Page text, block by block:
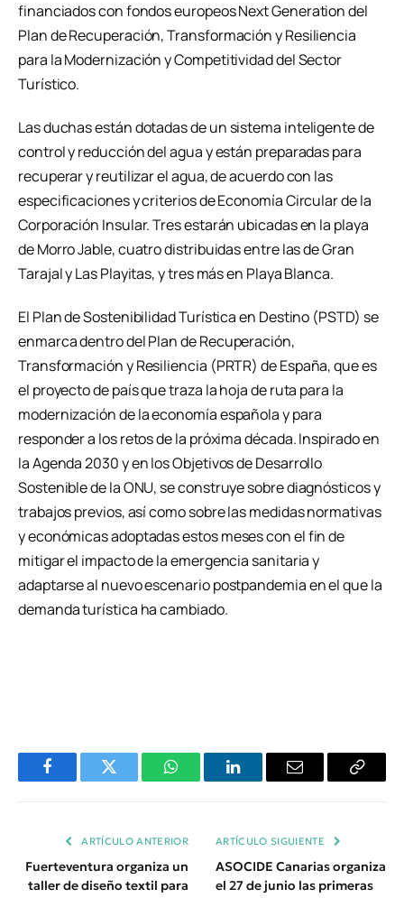
financiados con fondos europeos Next Generation del
Plan de Recuperación, Transformación y Resiliencia
para la Modernización y Competitividad del Sector
Turístico.
Las duchas están dotadas de un sistema inteligente de
control y reducción del agua y están preparadas para
recuperar y reutilizar el agua, de acuerdo con las
especificaciones y criterios de Economía Circular de la
Corporación Insular. Tres estarán ubicadas en la playa
de Morro Jable, cuatro distribuidas entre las de Gran
Tarajal y Las Playitas, y tres más en Playa Blanca.
El Plan de Sostenibilidad Turística en Destino (PSTD) se
enmarca dentro del Plan de Recuperación,
Transformación y Resiliencia (PRTR) de España, que es
el proyecto de país que traza la hoja de ruta para la
modernización de la economía española y para
responder a los retos de la próxima década. Inspirado en
la Agenda 2030 y en los Objetivos de Desarrollo
Sostenible de la ONU, se construye sobre diagnósticos y
trabajos previos, así como sobre las medidas normativas
y económicas adoptadas estos meses con el fin de
mitigar el impacto de la emergencia sanitaria y
adaptarse al nuevo escenario postpandemia en el que la
demanda turística ha cambiado.
FacebookTwitter WhatsAppLinkedInEmail
Copiar
ARTÍCULO ANTERIOR
Fuerteventura organiza un
taller de diseño textil para
ARTÍCULO SIGUIENTE
ASOCIDE Canarias organiza
el 27 de junio las primeras